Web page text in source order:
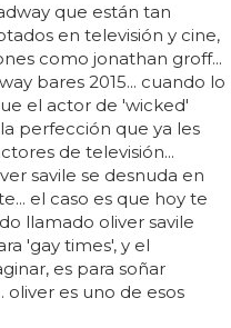
que están tan
en televisión y cine,
como jonathan groff...
bares 2015... cuando lo
el actor de 'wicked'
perfección que ya les
de televisión...
savile se desnuda en
el caso es que hoy te
llamado oliver savile
'gay times', y el
es para soñar
oliver es uno de esos